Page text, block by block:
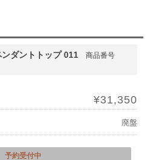
ダントトップ 011
商品番号
¥31,350
廃盤
予約受付中